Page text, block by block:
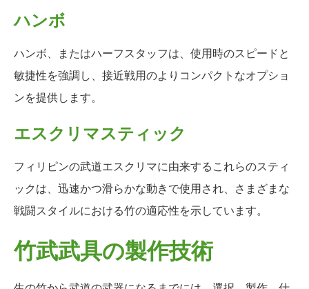
ハンボ
ハンボ、またはハーフスタッフは、使用時のスピードと
敏捷性を強調し、接近戦用のよりコンパクトなオプショ
ンを提供します。
エスクリマスティック
フィリピンの武道エスクリマに由来するこれらのスティ
ックは、迅速かつ滑らかな動きで使用され、さまざまな
戦闘スタイルにおける竹の適応性を示しています。
竹武武具の製作技術